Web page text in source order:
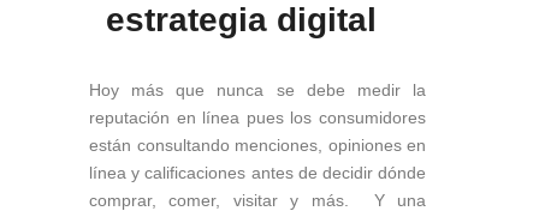
estrategia digital
Hoy más que nunca se debe medir la
reputación en línea pues los consumidores
están consultando menciones, opiniones en
línea y calificaciones antes de decidir dónde
comprar, comer, visitar y más. Y una